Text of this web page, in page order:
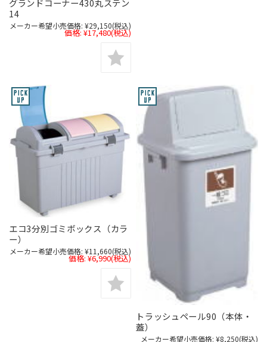
グランドコーナー430丸ステン
14
メーカー希望小売価格: ¥29,150(税込)
価格: ¥17,480(税込)
エコ3分別ゴミボックス（カラ
ー）
メーカー希望小売価格: ¥11,660(税込)
価格: ¥6,990(税込)
トラッシュペール90（本体・
蓋）
メーカー希望小売価格: ¥8,250(税込)